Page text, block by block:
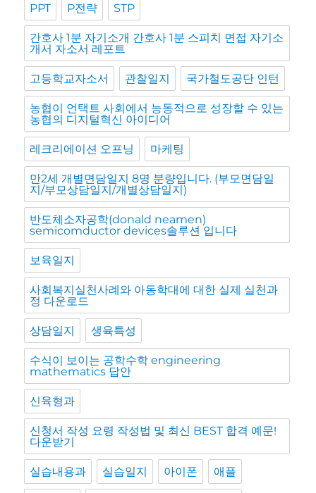
PPT P전략 STP
간호사 1분 자기소개 간호사 1분 스피치 면접 자기소
개서 자소서 레포트
고등학교자소서 관찰일지 국가철도공단 인턴
농협이 언택트 사회에서 능동적으로 성장할 수 있는
농협의 디지털혁신 아이디어
레크리에이션 오프닝 마케팅
만2세 개별면담일지 8명 분량입니다. (부모면담일
지/부모상담일지/개별상담일지)
반도체소자공학(donald neamen)
semicomductor devices솔루션 입니다
보육일지
사회복지실천사례와 아동학대에 대한 실제 실천과
정 다운로드
상담일지 생육특성
수식이 보이는 공학수학 engineering
mathematics 답안
신육형과
신청서 작성 요령 작성법 및 최신 BEST 합격 예문!
다운받기
실습내용과 실습일지 아이폰 애플